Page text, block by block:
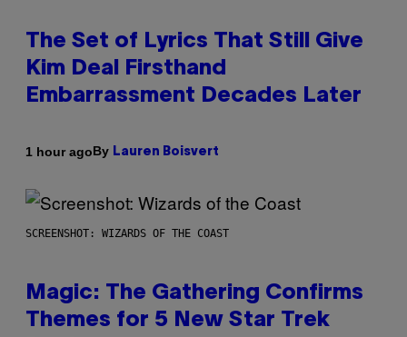
The Set of Lyrics That Still Give
Kim Deal Firsthand
Embarrassment Decades Later
1 hour agoBy Lauren Boisvert
SCREENSHOT: WIZARDS OF THE COAST
Magic: The Gathering Confirms
Themes for 5 New Star Trek